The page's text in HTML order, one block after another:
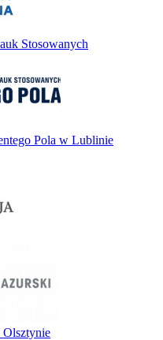
Stosowanych
Pola w Lublinie